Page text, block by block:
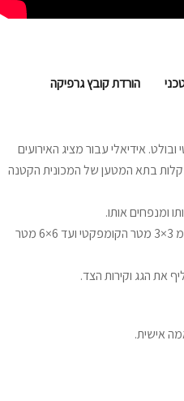
הורדת קובץ גרפיקה
אידיאלי עבור מציג האירועים
בתא המטען של המכונית הקטנה
ומנפחים אותו.
אוהל מתנפח זה זמין במגוון גדלים החל מ 3×3 מטר הקומפקטי ועד 6×6 מטר
את הגג וקירות הצד.
אישית.